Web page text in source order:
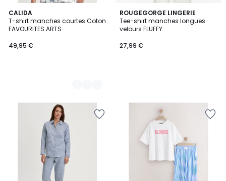
CALIDA
T-shirt manches courtes Coton
FAVOURITES ARTS
49,95 €
2
Couleurs
ROUGEGORGE LINGERIE
Tee-shirt manches longues
velours FLUFFY
27,99 €